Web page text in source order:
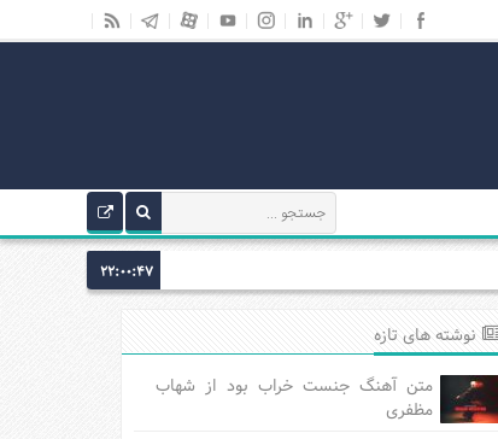
22:00:48
نوشته های تازه
متن آهنگ جنست خراب بود از شهاب
مظفری